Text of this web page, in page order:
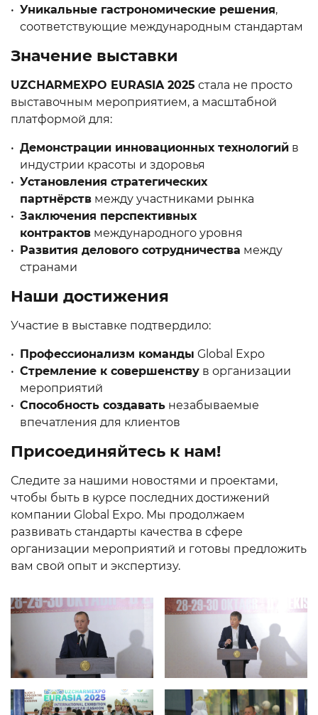
Уникальные гастрономические решения,
соответствующие международным стандартам
Значение выставки
UZCHARMEXPO EURASIA 2025 стала не просто
выставочным мероприятием, а масштабной
платформой для:
Демонстрации инновационных технологийв
индустрии красоты и здоровья
Установления стратегических
партнёрствмежду участниками рынка
Заключения перспективных
контрактовмеждународного уровня
Развития делового сотрудничества между
странами
Наши достижения
Участие в выставке подтвердило:
Профессионализм команды Global Expo
Стремление к совершенствув организации
мероприятий
Способность создаватьнезабываемые
впечатления для клиентов
Присоединяйтесь к нам!
Следите за нашими новостями и проектами,
чтобы быть в курсе последних достижений
компании Global Expo. Мы продолжаем
развивать стандарты качества в сфере
организации мероприятий и готовы предложить
вам свой опыт и экспертизу.